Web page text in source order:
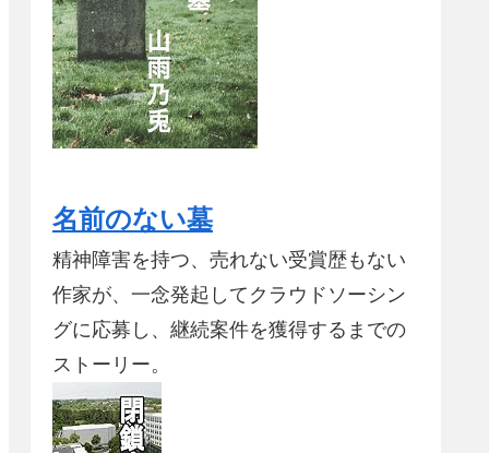
名前のない墓
精神障害を持つ、売れない受賞歴もない
作家が、一念発起してクラウドソーシン
グに応募し、継続案件を獲得するまでの
ストーリー。